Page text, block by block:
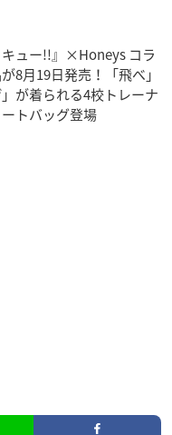
キュー!!』×Honeys コラ
8月19日発売！「飛べ」
」が着られる4校トレーナ
トバッグ登場